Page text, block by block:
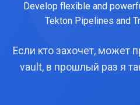
Develop flexible and
Tekton Pipelines and
Если кто захочет, может
vault, в прошлый раз я